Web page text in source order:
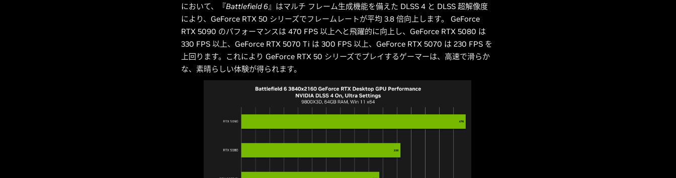
において、『Battlefield 6』はマルチ フレーム生成機能を備えた DLSS 4 と DLSS 超解像度
により、GeForce RTX 50 シリーズでフレームレートが平均 3.8 倍向上します。 GeForce
RTX 5090 のパフォーマンスは 470 FPS 以上へと飛躍的に向上し、GeForce RTX 5080 は
330 FPS 以上、GeForce RTX 5070 Ti は 300 FPS 以上、GeForce RTX 5070 は 230 FPS を
上回ります。これにより GeForce RTX 50 シリーズでプレイするゲーマーは、高速で滑らか
な、素晴らしい体験が得られます。